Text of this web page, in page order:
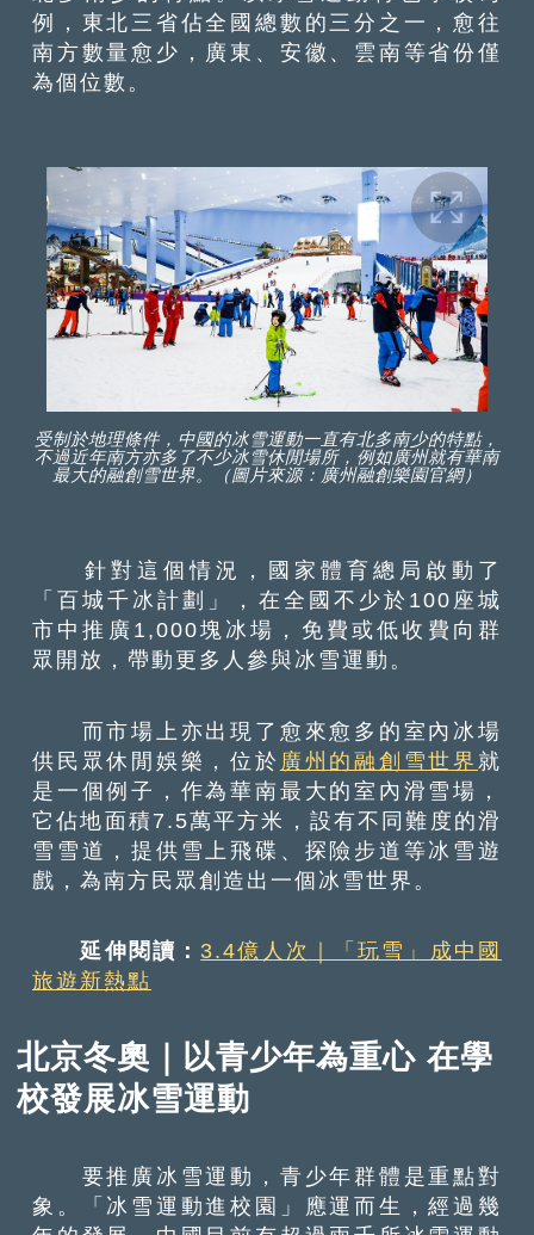
例，東北三省佔全國總數的三分之一，愈往
南方數量愈少，廣東、安徽、雲南等省份僅
為個位數。
受制於地理條件，中國的冰雪運動一直有北多南少的特點，
不過近年南方亦多了不少冰雪休閒場所，例如廣州就有華南
最大的融創雪世界。（圖片來源：廣州融創樂園官網）
針對這個情況，國家體育總局啟動了
「百城千冰計劃」，在全國不少於100座城
市中推廣1,000塊冰場，免費或低收費向群
眾開放，帶動更多人參與冰雪運動。
而市場上亦出現了愈來愈多的室內冰場
供民眾休閒娛樂，位於 廣州的融創雪世界 就
是一個例子，作為華南最大的室內滑雪場，
它佔地面積7.5萬平方米，設有不同難度的滑
雪雪道，提供雪上飛碟、探險步道等冰雪遊
戲，為南方民眾創造出一個冰雪世界。
延伸閱讀： 3.4億人次｜「玩雪」成中國
旅遊新熱點
北京冬奧｜以青少年為重心 在學
校發展冰雪運動
要推廣冰雪運動，青少年群體是重點對
象。「冰雪運動進校園」應運而生，經過幾